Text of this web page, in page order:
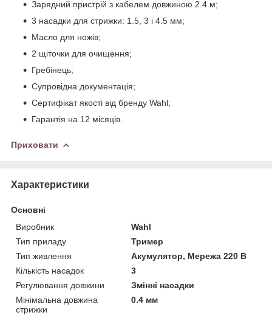
Зарядний пристрій з кабелем довжиною 2.4 м;
3 насадки для стрижки: 1.5, 3 і 4.5 мм;
Масло для ножів;
2 щіточки для очищення;
Гребінець;
Супровідна документація;
Сертифікат якості від бренду Wahl;
Гарантія на 12 місяців.
Приховати
Характеристики
Основні
Виробник
Wahl
Тип приладу
Тример
Тип живлення
Акумулятор, Мережа 220 В
Кількість насадок
3
Регулювання довжини
Змінні насадки
Мінімальна довжина
стрижки
0.4 мм